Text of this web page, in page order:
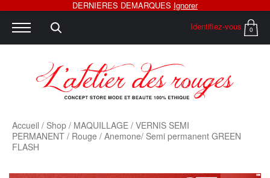
Identifiez-vous 0
Accueil / Shop / MAQUILLAGE / VERNIS SEMI
PERMANENT / Rouge / Anemone/ Semi permanent GREEN
FLASH
DERNIERES DEMARQUES Ignorer